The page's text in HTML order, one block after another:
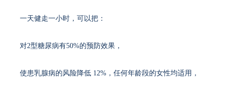
一天健走一小时，可以把：
对2型糖尿病有50%的预防效果，
使患乳腺病的风险降低 12%，任何年龄段的女性均适用，